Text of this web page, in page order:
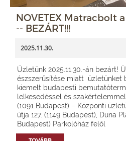
NOVETEX Matracbolt
-- BEZÁRT!!!
2025.11.30.
Üzletünk 2025.11.30.-án bezárt!
észszerűsítése miatt üzletünket
kiemelt budapesti
lelkesedéssel és
(1091 Budapest) – Központi
útja 127. (1149 Budapest), Duna
Budapest) Parkolóház felől